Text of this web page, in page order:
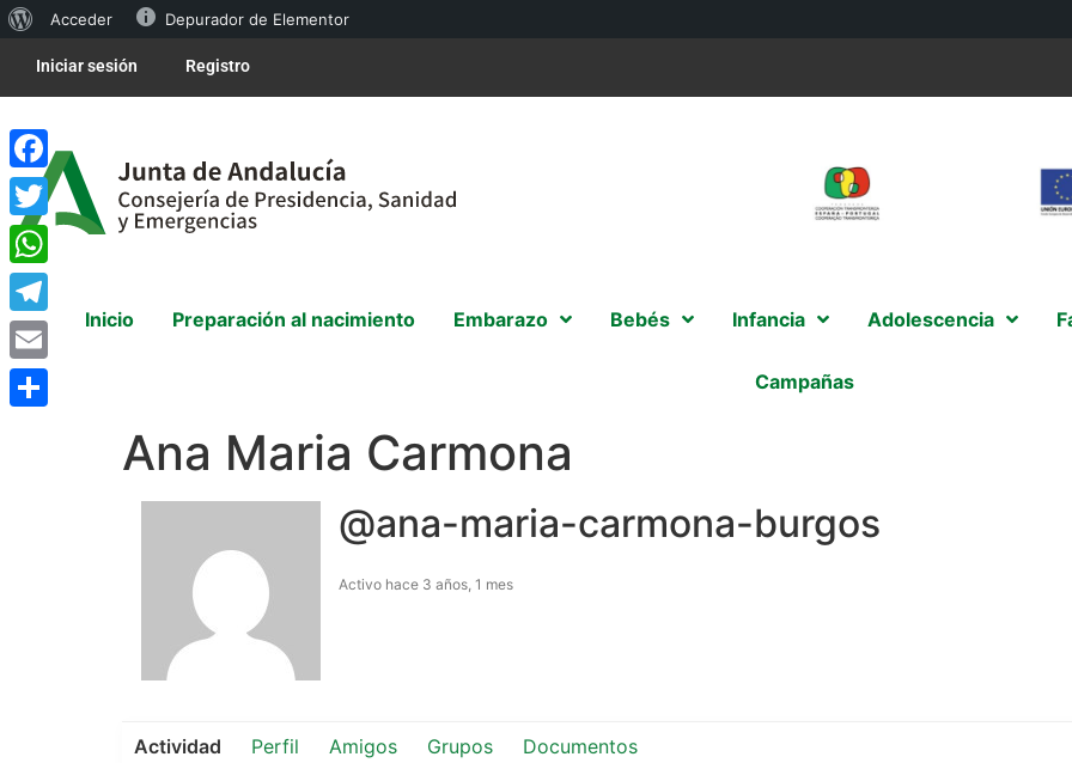
Acceder Depurador de Elementor
Iniciar sesión Registro
Inicio Preparación al nacimiento Embarazo Bebés Infancia Adolescencia
Campañas
Ana Maria Carmona
@ana-maria-carmona-burgos
Activo hace 3 años, 1 mes
Actividad Perfil Amigos Grupos Documentos
Facebook
Twitter
WhatsApp
Telegram
Email